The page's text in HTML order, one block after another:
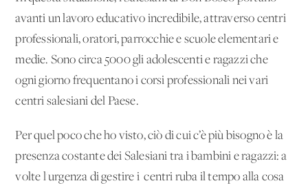
avanti un lavoro educativo incredibile, attraverso centri
professionali, oratori, parrocchie e scuole elementari e
medie. Sono circa 5000 gli adolescenti e ragazzi che
ogni giorno frequentano i corsi professionali nei vari
centri salesiani del Paese.
Per quel poco che ho visto, ciò di cui c’è più bisogno è la
presenza costante dei Salesiani tra i bambini e ragazzi: a
volte l'urgenza di gestire i centri ruba il tempo alla cosa